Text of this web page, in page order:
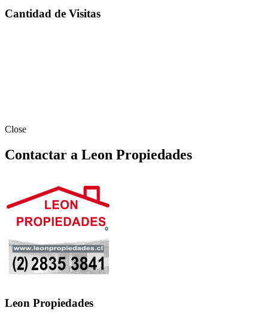
Cantidad de Visitas
Close
Contactar a Leon Propiedades
Leon Propiedades